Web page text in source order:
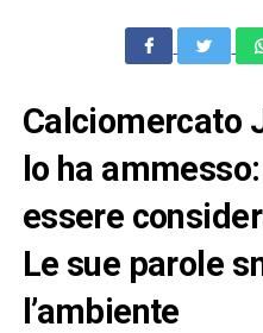
Calciomercato
lo ha
essere
Le sue parole
l’ambiente